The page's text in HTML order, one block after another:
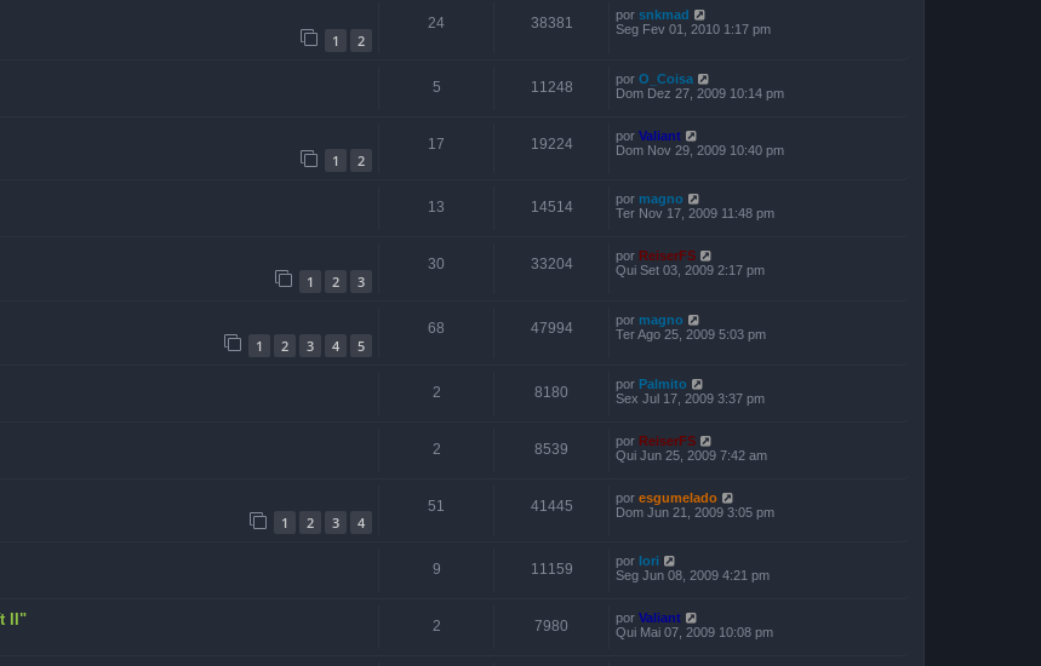
1 2
24 38381 por snkmad
Seg Fev 01, 2010 1:17 pm
5 11248 por O_Coisa
Dom Dez 27, 2009 10:14 pm
1 2
17 19224 por Valiant
Dom Nov 29, 2009 10:40 pm
13 14514 por magno
Ter Nov 17, 2009 11:48 pm
1 2 3
30 33204 por ReiserFS
Qui Set 03, 2009 2:17 pm
1 2 3 4 5
68 47994 por magno
Ter Ago 25, 2009 5:03 pm
2 8180 por Palmito
Sex Jul 17, 2009 3:37 pm
2 8539 por ReiserFS
Qui Jun 25, 2009 7:42 am
1 2 3 4
51 41445 por esgumelado
Dom Jun 21, 2009 3:05 pm
9 11159 por Iori
Seg Jun 08, 2009 4:21 pm
II" 2 7980 por Valiant
Qui Mai 07, 2009 10:08 pm